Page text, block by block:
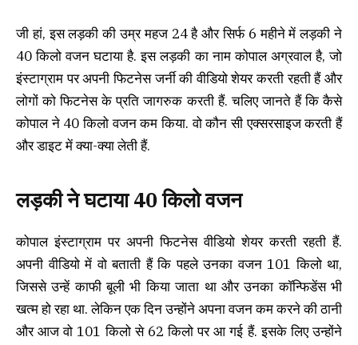
जी हां, इस लड़की की उम्र महज 24 है और सिर्फ 6 महीने में लड़की ने
40 किलो वजन घटाया है. इस लड़की का नाम कोपाल अग्रवाल है, जो
इंस्टाग्राम पर अपनी फिटनेस जर्नी की वीडियो शेयर करती रहती हैं और
लोगों को फिटनेस के प्रति जागरुक करती हैं. चलिए जानते हैं कि कैसे
कोपाल ने 40 किलो वजन कम किया. वो कौन सी एक्सरसाइज करती हैं
और डाइट में क्या-क्या लेती हैं.
लड़की ने घटाया 40 किलो वजन
कोपाल इंस्टाग्राम पर अपनी फिटनेस वीडियो शेयर करती रहती हैं.
अपनी वीडियो में वो बताती हैं कि पहले उनका वजन 101 किलो था,
जिससे उन्हें काफी बूली भी किया जाता था और उनका कॉन्फिडेंस भी
खत्म हो रहा था. लेकिन एक दिन उन्होंने अपना वजन कम करने की ठानी
और आज वो 101 किलो से 62 किलो पर आ गई हैं. इसके लिए उन्होंने